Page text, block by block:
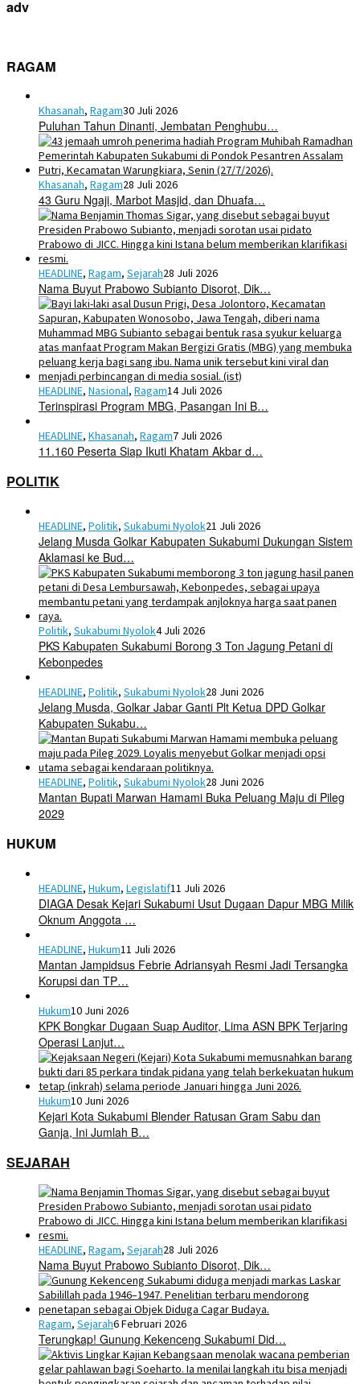
adv
RAGAM
Khasanah, Ragam30 Juli 2026
Puluhan Tahun Dinanti, Jembatan Penghubu…
Khasanah, Ragam28 Juli 2026
43 Guru Ngaji, Marbot Masjid, dan Dhuafa…
HEADLINE, Ragam, Sejarah28 Juli 2026
Nama Buyut Prabowo Subianto Disorot, Dik…
HEADLINE, Nasional, Ragam14 Juli 2026
Terinspirasi Program MBG, Pasangan Ini B…
HEADLINE, Khasanah, Ragam7 Juli 2026
11.160 Peserta Siap Ikuti Khatam Akbar d…
POLITIK
HEADLINE, Politik, Sukabumi Nyolok21 Juli 2026
Jelang Musda Golkar Kabupaten Sukabumi Dukungan Sistem
Aklamasi ke Bud…
Politik, Sukabumi Nyolok4 Juli 2026
PKS Kabupaten Sukabumi Borong 3 Ton Jagung Petani di
Kebonpedes
HEADLINE, Politik, Sukabumi Nyolok28 Juni 2026
Jelang Musda, Golkar Jabar Ganti Plt Ketua DPD Golkar
Kabupaten Sukabu…
HEADLINE, Politik, Sukabumi Nyolok28 Juni 2026
Mantan Bupati Marwan Hamami Buka Peluang Maju di Pileg
2029
HUKUM
HEADLINE, Hukum, Legislatif11 Juli 2026
DIAGA Desak Kejari Sukabumi Usut Dugaan Dapur MBG Milik
Oknum Anggota …
HEADLINE, Hukum11 Juli 2026
Mantan Jampidsus Febrie Adriansyah Resmi Jadi Tersangka
Korupsi dan TP…
Hukum10 Juni 2026
KPK Bongkar Dugaan Suap Auditor, Lima ASN BPK Terjaring
Operasi Lanjut…
Hukum10 Juni 2026
Kejari Kota Sukabumi Blender Ratusan Gram Sabu dan
Ganja, Ini Jumlah B…
SEJARAH
HEADLINE, Ragam, Sejarah28 Juli 2026
Nama Buyut Prabowo Subianto Disorot, Dik…
Ragam, Sejarah6 Februari 2026
Terungkap! Gunung Kekenceng Sukabumi Did…